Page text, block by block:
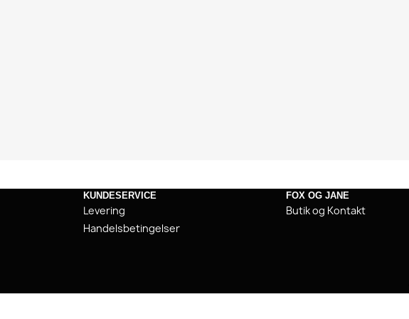
KUNDESERVICE
Levering
Handelsbetingelser
FOX OG JANE
Butik og Kontakt